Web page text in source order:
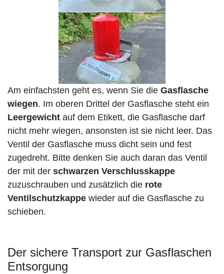
Am einfachsten geht es, wenn Sie die Gasflasche
wiegen. Im oberen Drittel der Gasflasche steht ein
Leergewicht auf dem Etikett, die Gasflasche darf
nicht mehr wiegen, ansonsten ist sie nicht leer. Das
Ventil der Gasflasche muss dicht sein und fest
zugedreht. Bitte denken Sie auch daran das Ventil
der mit der schwarzen Verschlusskappe
zuzuschrauben und zusätzlich die rote
Ventilschutzkappe wieder auf die Gasflasche zu
schieben.
Der sichere Transport zur Gasflaschen
Entsorgung